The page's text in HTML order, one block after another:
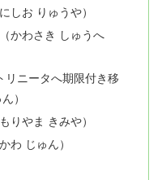
しお りゅうや）
かわさき しゅうへ
ニータへ期限付き移
）
りやま きみや）
わ じゅん）